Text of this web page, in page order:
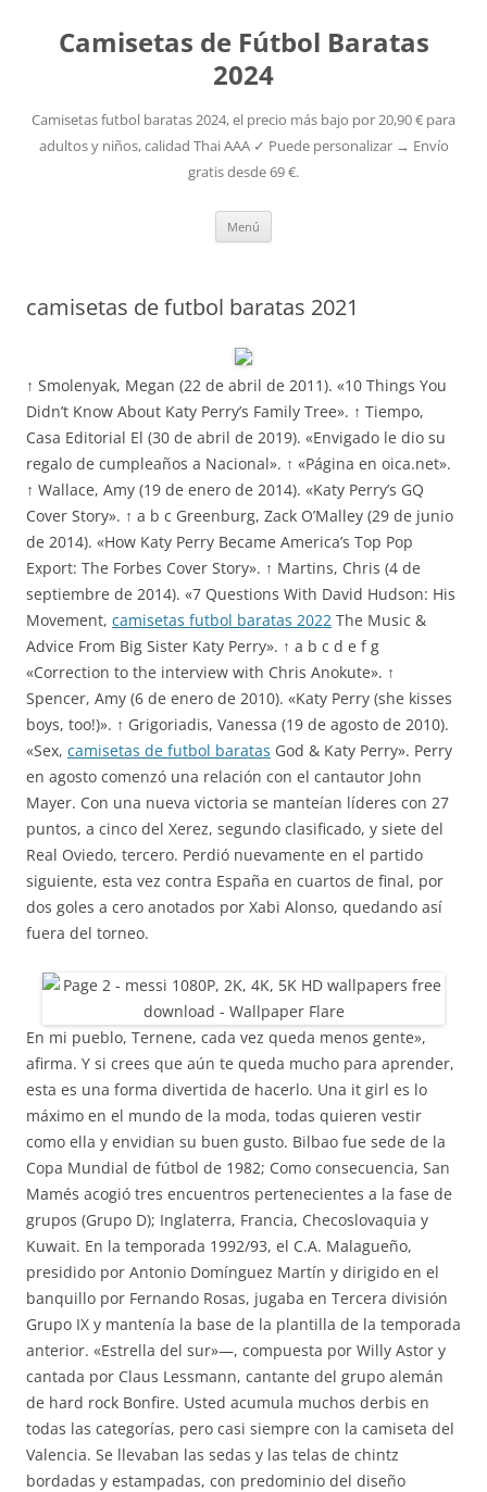
Camisetas de Fútbol Baratas
2024
Camisetas futbol baratas 2024, el precio más bajo por 20,90 € para
adultos y niños, calidad Thai AAA ✓ Puede personalizar → Envío
gratis desde 69 €.
Menú
camisetas de futbol baratas 2021
↑ Smolenyak, Megan (22 de abril de 2011). «10 Things You
Didn’t Know About Katy Perry’s Family Tree». ↑ Tiempo,
Casa Editorial El (30 de abril de 2019). «Envigado le dio su
regalo de cumpleaños a Nacional». ↑ «Página en oica.net».
↑ Wallace, Amy (19 de enero de 2014). «Katy Perry’s GQ
Cover Story». ↑ a b c Greenburg, Zack O’Malley (29 de junio
de 2014). «How Katy Perry Became America’s Top Pop
Export: The Forbes Cover Story». ↑ Martins, Chris (4 de
septiembre de 2014). «7 Questions With David Hudson: His
Movement, camisetas futbol baratas 2022 The Music &
Advice From Big Sister Katy Perry». ↑ a b c d e f g
«Correction to the interview with Chris Anokute». ↑
Spencer, Amy (6 de enero de 2010). «Katy Perry (she kisses
boys, too!)». ↑ Grigoriadis, Vanessa (19 de agosto de 2010).
«Sex, camisetas de futbol baratas God & Katy Perry». Perry
en agosto comenzó una relación con el cantautor John
Mayer. Con una nueva victoria se manteían líderes con 27
puntos, a cinco del Xerez, segundo clasificado, y siete del
Real Oviedo, tercero. Perdió nuevamente en el partido
siguiente, esta vez contra España en cuartos de final, por
dos goles a cero anotados por Xabi Alonso, quedando así
fuera del torneo.
En mi pueblo, Ternene, cada vez queda menos gente»,
afirma. Y si crees que aún te queda mucho para aprender,
esta es una forma divertida de hacerlo. Una it girl es lo
máximo en el mundo de la moda, todas quieren vestir
como ella y envidian su buen gusto. Bilbao fue sede de la
Copa Mundial de fútbol de 1982; Como consecuencia, San
Mamés acogió tres encuentros pertenecientes a la fase de
grupos (Grupo D); Inglaterra, Francia, Checoslovaquia y
Kuwait. En la temporada 1992/93, el C.A. Malagueño,
presidido por Antonio Domínguez Martín y dirigido en el
banquillo por Fernando Rosas, jugaba en Tercera división
Grupo IX y mantenía la base de la plantilla de la temporada
anterior. «Estrella del sur»—, compuesta por Willy Astor y
cantada por Claus Lessmann, cantante del grupo alemán
de hard rock Bonfire. Usted acumula muchos derbis en
todas las categorías, pero casi siempre con la camiseta del
Valencia. Se llevaban las sedas y las telas de chintz
bordadas y estampadas, con predominio del diseño